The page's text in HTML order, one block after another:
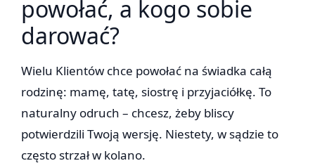
powołać, a kogo sobie
darować?
Wielu Klientów chce powołać na świadka całą
rodzinę: mamę, tatę, siostrę i przyjaciółkę. To
naturalny odruch – chcesz, żeby bliscy
potwierdzili Twoją wersję. Niestety, w sądzie to
często strzał w kolano.